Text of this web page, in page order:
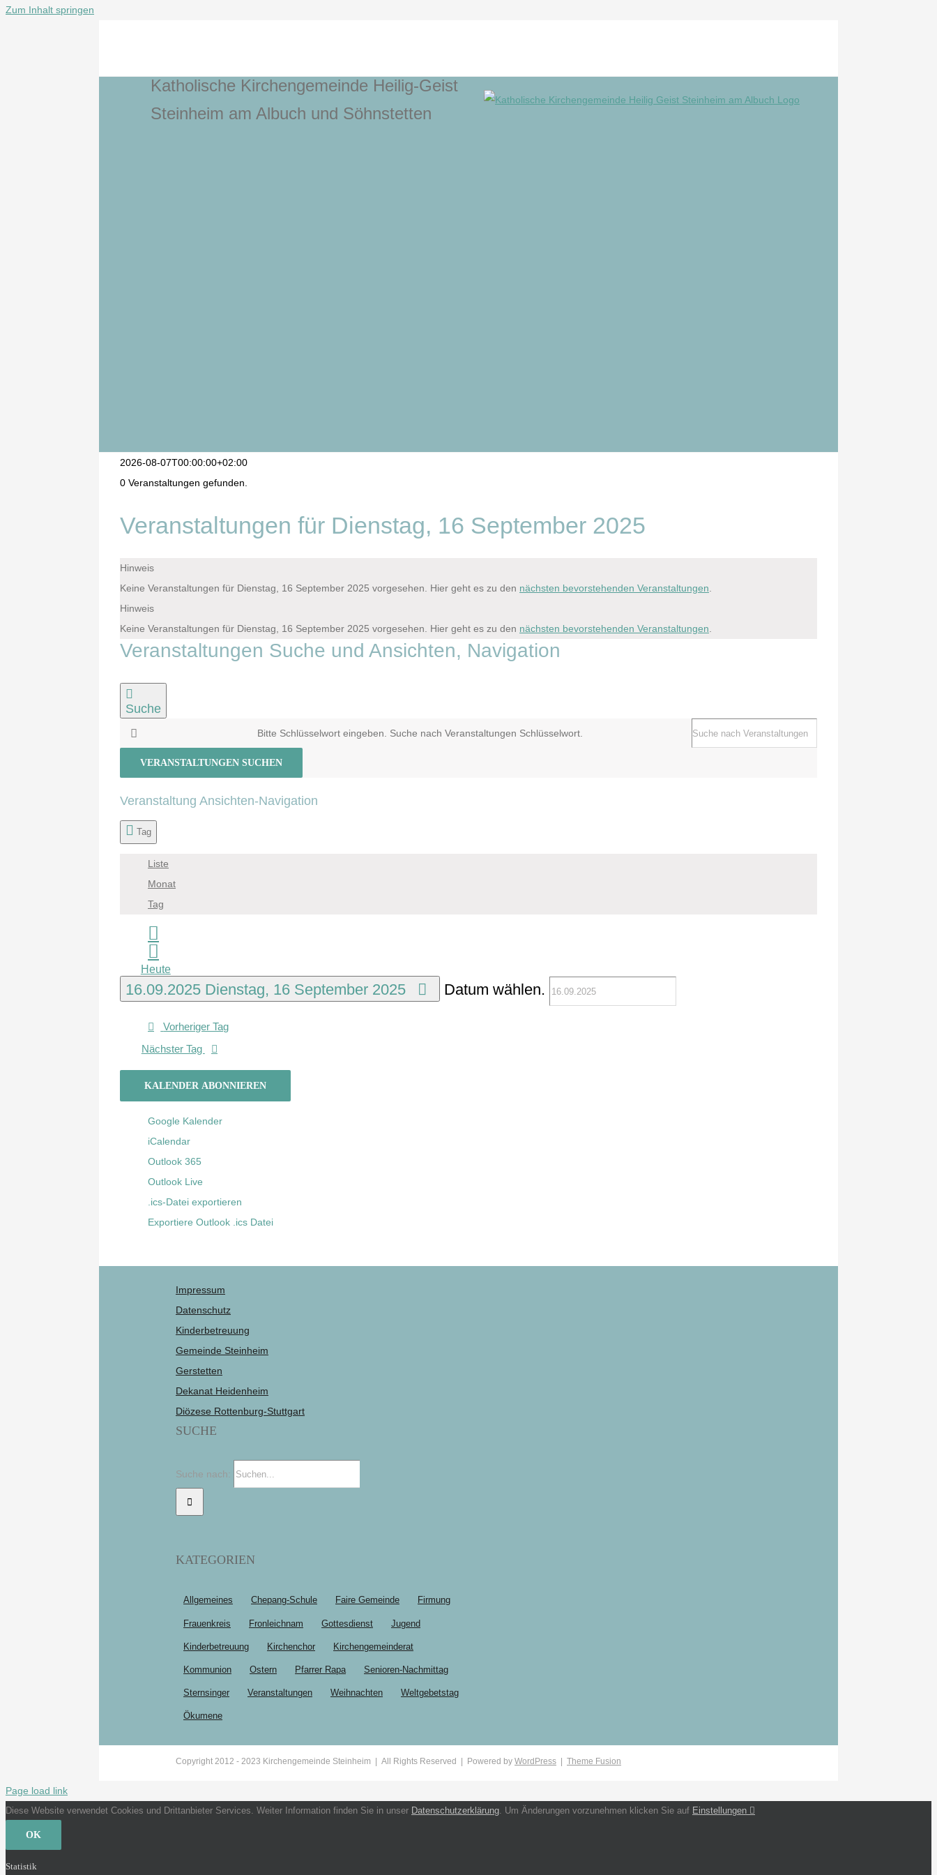
Zum Inhalt springen
Katholische Kirchengemeinde Heilig-Geist
Steinheim am Albuch und Söhnstetten
Suche
nach:
2026-08-07T00:00:00+02:00
0 Veranstaltungen gefunden.
Veranstaltungen für Dienstag, 16 September 2025
Hinweis
Keine Veranstaltungen für Dienstag, 16 September 2025 vorgesehen. Hier geht es zu den nächsten bevorstehenden Veranstaltungen
Hinweis
Keine Veranstaltungen für Dienstag, 16 September 2025 vorgesehen. Hier geht es zu den nächsten bevorstehenden Veranstaltungen
Veranstaltungen Suche und Ansichten, Navigation
Suche
Bitte Schlüsselwort eingeben. Suche nach Veranstaltungen Schlüsselwort.
VERANSTALTUNGEN SUCHEN
Veranstaltung Ansichten-Navigation
Tag
Liste
Monat
Tag
Heute
16.09.2025 Dienstag, 16 September 2025 Datum wählen.
Vorheriger Tag
Nächster Tag
KALENDER ABONNIEREN
Google Kalender
iCalendar
Outlook 365
Outlook Live
.ics-Datei exportieren
Exportiere Outlook .ics Datei
Impressum
Datenschutz
Kinderbetreuung
Gemeinde Steinheim
Gerstetten
Dekanat Heidenheim
Diözese Rottenburg-Stuttgart
SUCHE
Suche nach:
KATEGORIEN
Allgemeines Chepang-Schule Faire Gemeinde Firmung
Frauenkreis Fronleichnam Gottesdienst Jugend
Kinderbetreuung Kirchenchor Kirchengemeinderat
Kommunion Ostern Pfarrer Rapa Senioren-Nachmittag
Sternsinger Veranstaltungen Weihnachten Weltgebetstag
Ökumene
Copyright 2012 - 2023 Kirchengemeinde Steinheim | All Rights Reserved | Powered by WordPress | Theme Fusion
Page load link
Diese Website verwendet Cookies und Drittanbieter Services. Weiter Information finden Sie in unser Datenschutzerklärung . Um Änderungen vorzunehmen klicken Sie auf Einstellungen
OK
Statistik